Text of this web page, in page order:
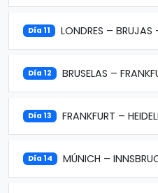
Día 11 LONDRES – BRUJAS
Día 12 BRUSELAS –
Día 13 FRANKFURT –
Día 14 MÚNICH –